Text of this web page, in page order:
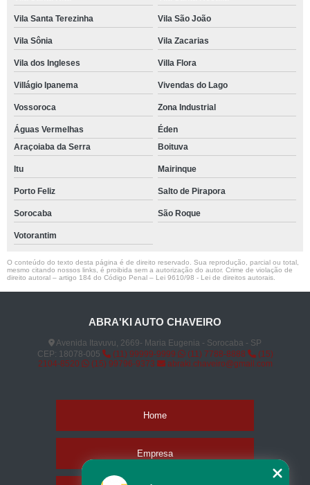
Vila Santa Terezinha Vila São João
Vila Sônia Vila Zacarias
Vila dos Ingleses Villa Flora
Villágio Ipanema Vivendas do Lago
Vossoroca Zona Industrial
Águas Vermelhas
Éden
Araçoiaba da Serra
Boituva
Itu Mairinque
Porto Feliz Salto de Pirapora
Sorocaba São Roque
Votorantim
O conteúdo do texto desta página é de direito reservado. Sua reprodução, parcial ou total,
mesmo citando nossos links, é proibida sem a autorização do autor. Crime de violação de
direito autoral – artigo 184 do Código Penal – Lei 9610/98 - Lei de direitos autorais
ABRA'KI AUTO CHAVEIRO
Avenida Itavuvu, 2669- Maria Eugenia - Sorocaba - SP
CEP: 18078-005
(11) 99999-9999 (11) 7788-8888
(15)
2104-8520
(15) 99796-9373 abraki.chaveiro@gmail.com
Home
Empresa